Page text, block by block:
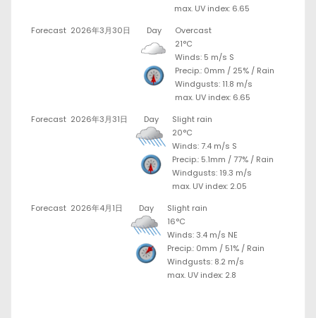
max. UV index: 6.65
Forecast 2026年3月30日 Day
Overcast
21°C
Winds: 5 m/s S
Precip.: 0mm / 25% / Rain
Windgusts: 11.8 m/s
max. UV index: 6.65
Forecast 2026年3月31日 Day
Slight rain
20°C
Winds: 7.4 m/s S
Precip.: 5.1mm /77% / Rain
Windgusts: 19.3 m/s
max. UV index: 2.05
Forecast 2026年4月1日 Day
Slight rain
16°C
Winds: 3.4 m/s NE
Precip.: 0mm / 51% / Rain
Windgusts: 8.2 m/s
max. UV index: 2.8